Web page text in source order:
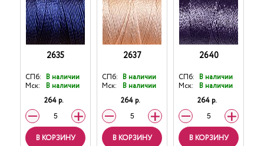
2635
СПб: В наличии
Мск:
В наличии
264 р.
В КОРЗИНУ
2637
СПб: В наличии
Мск:
В наличии
264 р.
В КОРЗИНУ
2640
СПб: В наличии
Мск:
В наличии
264 р.
В КОРЗИНУ